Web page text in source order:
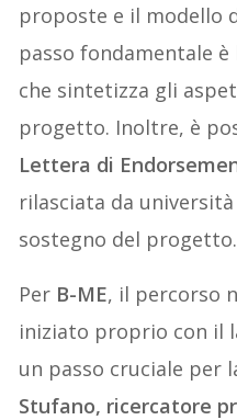
proposte e il modello
passo fondamentale è
che sintetizza gli
progetto. Inoltre, è
Lettera di
rilasciata da
sostegno del progetto.
Per B-ME, il percorso
iniziato proprio con il
un passo cruciale per
Stufano, ricercatore